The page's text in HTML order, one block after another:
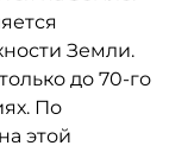
Земли.
до 70-го
По
этой